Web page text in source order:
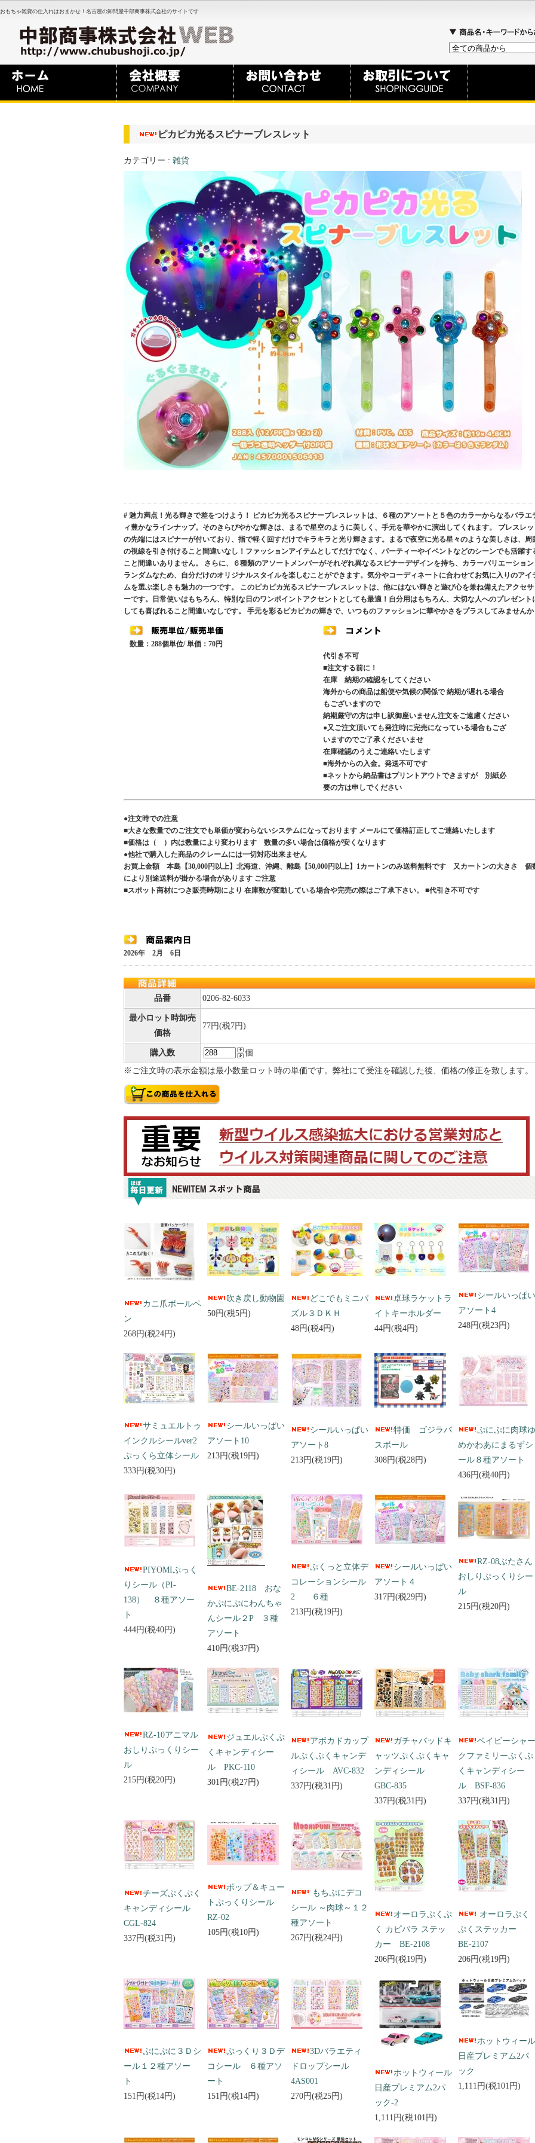
おもちゃ雑貨の仕入れはおまかせ！名古屋の卸問屋中部商事株式会社のサイトです
ピカピカ光るスピナーブレスレット
カテゴリー : 雑貨
# 魅力満点！光る輝きで差をつけよう！ ピカピカ光るスピナーブレスレットは、６種のアソートと５色のカラーからなるバラエ
ィ豊かなラインナップ。そのきらびやかな輝きは、まるで星空のように美しく、手元を華やかに演出してくれます。 ブレスレ
の先端にはスピナーが付いており、指で軽く回すだけでキラキラと光り輝きます。まるで夜空に光る星々のような美しさは、周
の視線を引き付けること間違いなし！ファッションアイテムとしてだけでなく、パーティーやイベントなどのシーンでも活躍す
こと間違いありません。 さらに、６種類のアソートメンバーがそれぞれ異なるスピナーデザインを持ち、カラーバリエーショ
ランダムなため、自分だけのオリジナルスタイルを楽しむことができます。気分やコーディネートに合わせてお気に入りのアイ
ムを選ぶ楽しさも魅力の一つです。 このピカピカ光るスピナーブレスレットは、他にはない輝きと遊び心を兼ね備えたアクセ
ーです。日常使いはもちろん、特別な日のワンポイントアクセントとしても最適！自分用はもちろん、大切な人へのプレゼント
しても喜ばれること間違いなしです。 手元を彩るピカピカの輝きで、いつものファッションに華やかさをプラスしてみません
数量：288個単位/ 単価：70円
代引き不可
■注文する前に！
在庫 納期の確認をしてください
海外からの商品は船便や気候の関係で 納期が遅れる場合
もございますので
納期厳守の方は申し訳御座いません注文をご遠慮ください
●又ご注文頂いても発注時に完売になっている場合もござ
いますのでご了承くださいませ
在庫確認のうえご連絡いたします
■海外からの入金。発送不可です
■ネットから納品書はプリントアウトできますが 別紙必
要の方は申しでください
●注文時での注意
■大きな数量でのご注文でも単価が変わらないシステムになっております メールにて価格訂正してご連絡いたします
■価格は（ ）内は数量により変わります 数量の多い場合は価格が安くなります
●他社で購入した商品のクレームには一切対応出来ません
お買上金額 本島【30,000円以上】北海道、沖縄、離島【50,000円以上】1カートンのみ送料無料です 又カートンの大きさ 個
により別途送料が掛かる場合があります ご注意
■スポット商材につき販売時期により 在庫数が変動している場合や完売の際はご了承下さい。 ■代引き不可です
2026年 2月 6日
品番 0206-82-6033
最小ロット時卸売
価格
77円(税7円)
購入数
個
※ご注文時の表示金額は最小数量ロット時の単価です。弊社にて受注を確認した後、価格の修正を致します。
カニ爪ボールペ
ン
268円(税24円)
吹き戻し動物園
50円(税5円)
どこでもミニパ
ズル３ＤＫＨ
48円(税4円)
卓球ラケットラ
イトキーホルダー
44円(税4円)
シールいっぱい
アソート4
248円(税23円)
サミュエルトゥ
インクルシールver2
ぷっくら立体シール
333円(税30円)
シールいっぱい
アソート10
213円(税19円)
シールいっぱい
アソート8
213円(税19円)
特価 ゴジラバ
スボール
308円(税28円)
ぷにぷに肉球ゆ
めかわあにまるずシ
ール８種アソート
436円(税40円)
PIYOMIぷっく
りシール（PI-
138） ８種アソー
ト
444円(税40円)
BE-2118 おな
かぷにぷにわんちゃ
んシール２P ３種
アソート
410円(税37円)
ぷくっと立体デ
コレーションシール
2 ６種
213円(税19円)
シールいっぱい
アソート４
317円(税29円)
RZ-08ぶたさん
おしりぷっくりシー
ル
215円(税20円)
RZ-10アニマル
おしりぷっくりシー
ル
215円(税20円)
ジュエルぷくぷ
くキャンディシー
ル PKC-110
301円(税27円)
アボカドカップ
ルぷくぷくキャンデ
ィシール AVC-832
337円(税31円)
ガチャバッドキ
ャッツぷくぷくキャ
ンディシール
GBC-835
337円(税31円)
ベイビーシャー
クファミリーぷくぷ
くキャンディシー
ル BSF-836
337円(税31円)
チーズぷくぷく
キャンディシール
CGL-824
337円(税31円)
ポップ＆キュー
トぷっくりシール
RZ-02
105円(税10円)
もちぷにデコ
シール ～肉球～１２
種アソート
267円(税24円)
オーロラぷくぷ
く カピバラ ステッ
カー BE-2108
206円(税19円)
オーロラぷく
ぷくステッカー
BE-2107
206円(税19円)
ぷにぷに３Ｄシ
ール１２種アソー
ト
151円(税14円)
ぷっくり３Ｄデ
コシール ６種アソ
ート
151円(税14円)
3Dバラエティ
ドロップシール
4AS001
270円(税25円)
ホットウィール
日産プレミアム2パ
ック-2
1,111円(税101円)
ホットウィール
日産プレミアム2パ
ック
1,111円(税101円)